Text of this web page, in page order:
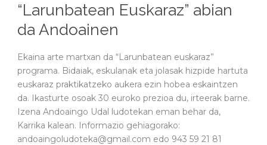
“Larunbatean Euskaraz” abian
da Andoainen
Ekaina arte martxan da “Larunbatean euskaraz”
programa. Bidaiak, eskulanak eta jolasak hizpide hartuta
euskaraz praktikatzeko aukera ezin hobea eskaintzen
da. Ikasturte osoak 30 euroko prezioa du, irteerak barne.
Izena Andoaingo Udal ludotekan eman behar da,
Karrika kalean. Informazio gehiagorako:
andoaingoludoteka@gmail.com edo 943 59 21 81